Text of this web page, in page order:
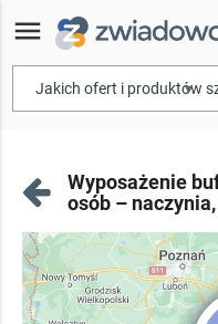
menu
▾
Wyposażenie
osób –